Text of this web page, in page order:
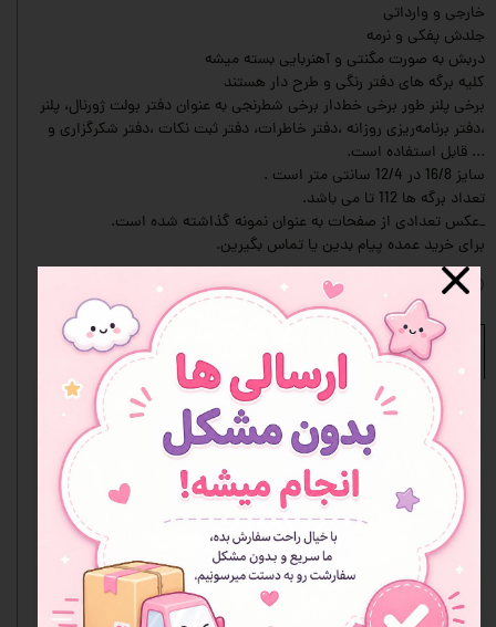
خارجی و وارداتی
جلدش پفکی و نرمه
دربش به صورت مگنتی و آهنربایی بسته میشه
کلیه برگه های دفتر رنگی و طرح دار هستند
برخی پلنر طور برخی خط‌دار برخی شطرنجی به عنوان دفتر بولت ژورنال، پلنر
،دفتر برنامه‌ریزی روزانه ،دفتر خاطرات، دفتر ثبت نکات ،دفتر شکرگزاری و
... قابل استفاده است.
سایز 16/8 در 12/4 سانتی متر است .
تعداد برگه ها 112 تا می باشد.
_عکس تعدادی از صفحات به عنوان نمونه گذاشته شده است.
برای خرید عمده پیام بدین یا تماس بگیرین.
افزودن به علاقه مندی ها
نظرات
هنوز نظری ثبت نشده
اولین نفری باشید که نظر می‌دهید